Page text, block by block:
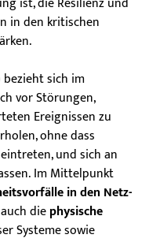
in den kritischen
sich im
vor Störungen,
Ereignissen zu
ohne dass
und sich an
Im Mittelpunkt
in den Netz-
diephysische
Systeme sowie